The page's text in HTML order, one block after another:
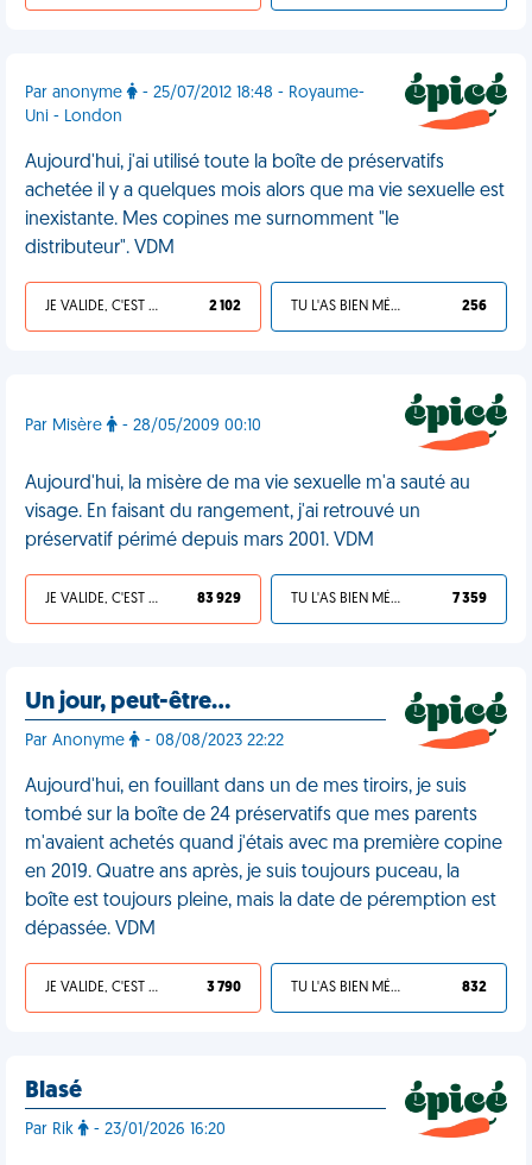
Par anonyme
- 25/07/2012 18:48 - Royaume-
Uni - London
Aujourd'hui, j'ai utilisé toute la boîte de préservatifs
achetée il y a quelques mois alors que ma vie sexuelle est
inexistante. Mes copines me surnomment "le
distributeur". VDM
JE VALIDE, C'EST UNE VDM 2 102 TU L'AS BIEN MÉRITÉ 256
Par Misère - 28/05/2009 00:10
Aujourd'hui, la misère de ma vie sexuelle m'a sauté au
visage. En faisant du rangement, j'ai retrouvé un
préservatif périmé depuis mars 2001. VDM
JE VALIDE, C'EST UNE VDM 83 929 TU L'AS BIEN MÉRITÉ 7 359
Un jour, peut-être…
Par Anonyme - 08/08/2023 22:22
Aujourd'hui, en fouillant dans un de mes tiroirs, je suis
tombé sur la boîte de 24 préservatifs que mes parents
m'avaient achetés quand j'étais avec ma première copine
en 2019. Quatre ans après, je suis toujours puceau, la
boîte est toujours pleine, mais la date de péremption est
dépassée. VDM
JE VALIDE, C'EST UNE VDM 3 790 TU L'AS BIEN MÉRITÉ 832
Blasé
Par Rik - 23/01/2026 16:20